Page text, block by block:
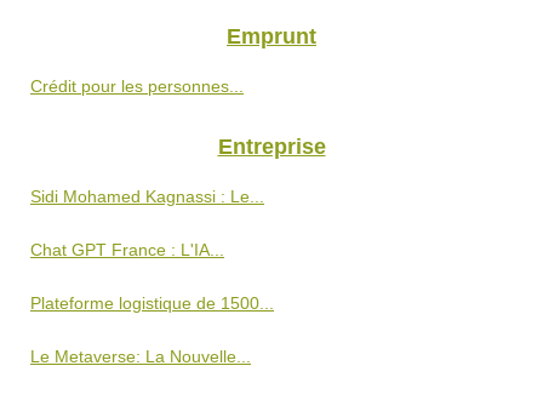
Emprunt
Crédit pour les personnes...
Entreprise
Sidi Mohamed Kagnassi : Le...
Chat GPT France : L'IA...
Plateforme logistique de 1500...
Le Metaverse: La Nouvelle...